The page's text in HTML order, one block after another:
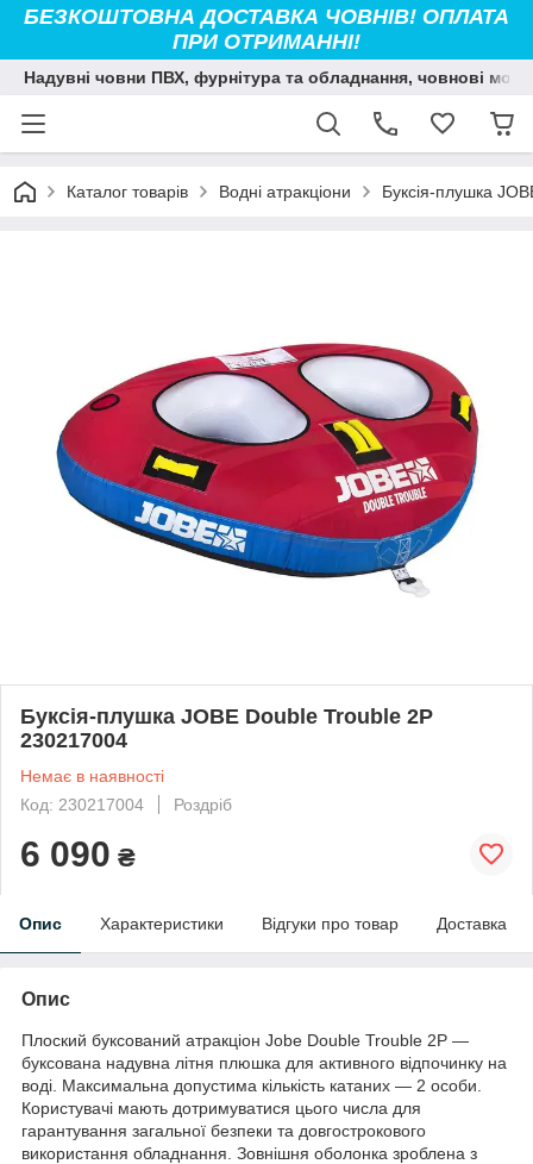
БЕЗКОШТОВНА ДОСТАВКА ЧОВНІВ! ОПЛАТА
ПРИ ОТРИМАННІ!
Надувні човни ПВХ, фурнітура та обладнання, човнові
Каталог товарів Водні атракціони Буксія-плушка
Буксія-плушка JOBE Double Trouble 2P
230217004
Немає в наявності
Код: 230217004
Роздріб
6 090 ₴
Опис Характеристики Відгуки про товар Доставка
Опис
Плоский буксований атракціон Jobe Double Trouble 2P —
буксована надувна літня плюшка для активного відпочинку на
воді. Максимальна допустима кількість катаних — 2 особи.
Користувачі мають дотримуватися цього числа для
гарантування загальної безпеки та довгострокового
використання обладнання. Зовнішня оболонка зроблена з